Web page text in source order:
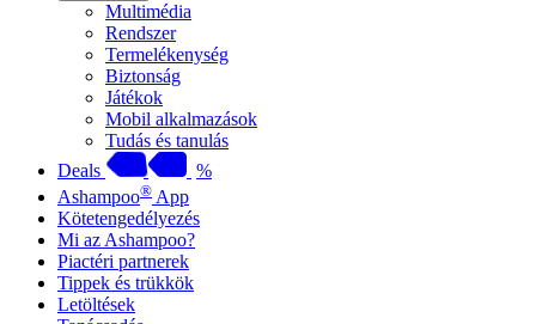
Multimédia
Rendszer
Termelékenység
Biztonság
Játékok
Mobil alkalmazások
Tudás és tanulás
Deals
%
Ashampoo® App
Kötetengedélyezés
Mi az Ashampoo?
Piactéri partnerek
Tippek és trükkök
Letöltések